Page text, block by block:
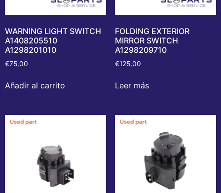
WARNING LIGHT SWITCH
A1408205510
A1298201010
€75,00
Añadir al carrito
FOLDING EXTERIOR
MIRROR SWITCH
A1298209710
€125,00
Leer más